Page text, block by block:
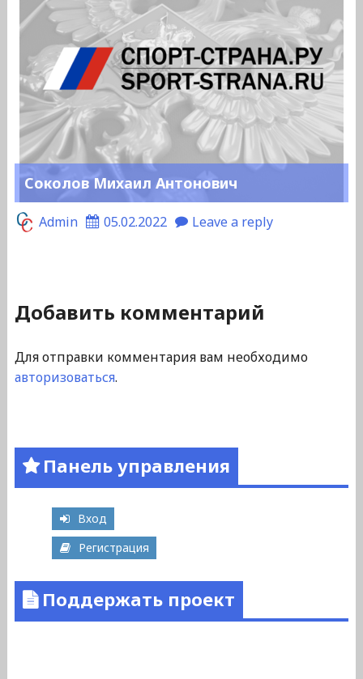
Соколов Михаил Антонович
Admin 05.02.2022 Leave a reply
Добавить комментарий
Для отправки комментария вам необходимо
авторизоваться.
Панель управления
Вход
Регистрация
Поддержать проект